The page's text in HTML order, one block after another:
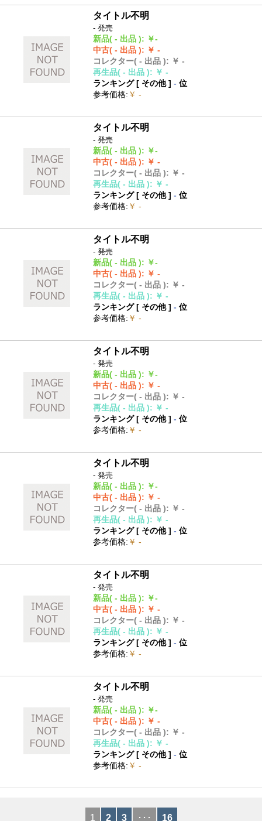
タイトル不明
- 発売
新品( - 出品 ): ￥-
中古( - 出品 ): ￥ -
コレクター( - 出品 ): ￥ -
再生品( - 出品 ): ￥ -
ランキング [ その他]- 位
参考価格: ￥ -
タイトル不明
- 発売
新品( - 出品 ): ￥-
中古( - 出品 ): ￥ -
コレクター( - 出品 ): ￥ -
再生品( - 出品 ): ￥ -
ランキング [ その他]- 位
参考価格: ￥ -
タイトル不明
- 発売
新品( - 出品 ): ￥-
中古( - 出品 ): ￥ -
コレクター( - 出品 ): ￥ -
再生品( - 出品 ): ￥ -
ランキング [ その他]- 位
参考価格: ￥ -
タイトル不明
- 発売
新品( - 出品 ): ￥-
中古( - 出品 ): ￥ -
コレクター( - 出品 ): ￥ -
再生品( - 出品 ): ￥ -
ランキング [ その他]- 位
参考価格: ￥ -
タイトル不明
- 発売
新品( - 出品 ): ￥-
中古( - 出品 ): ￥ -
コレクター( - 出品 ): ￥ -
再生品( - 出品 ): ￥ -
ランキング [ その他]- 位
参考価格: ￥ -
タイトル不明
- 発売
新品( - 出品 ): ￥-
中古( - 出品 ): ￥ -
コレクター( - 出品 ): ￥ -
再生品( - 出品 ): ￥ -
ランキング [ その他]- 位
参考価格: ￥ -
タイトル不明
- 発売
新品( - 出品 ): ￥-
中古( - 出品 ): ￥ -
コレクター( - 出品 ): ￥ -
再生品( - 出品 ): ￥ -
ランキング [ その他]- 位
参考価格: ￥ -
1 2 3 ･･･ 16